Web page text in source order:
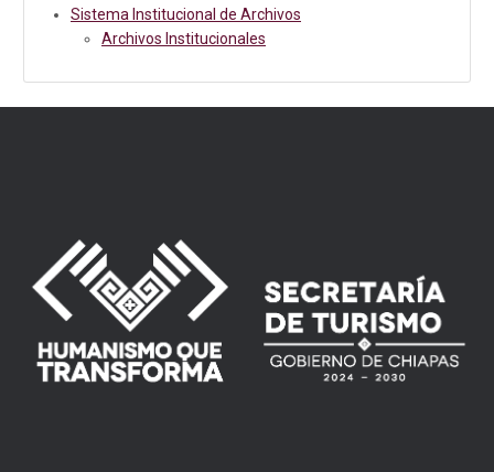
Sistema Institucional de Archivos
Archivos Institucionales